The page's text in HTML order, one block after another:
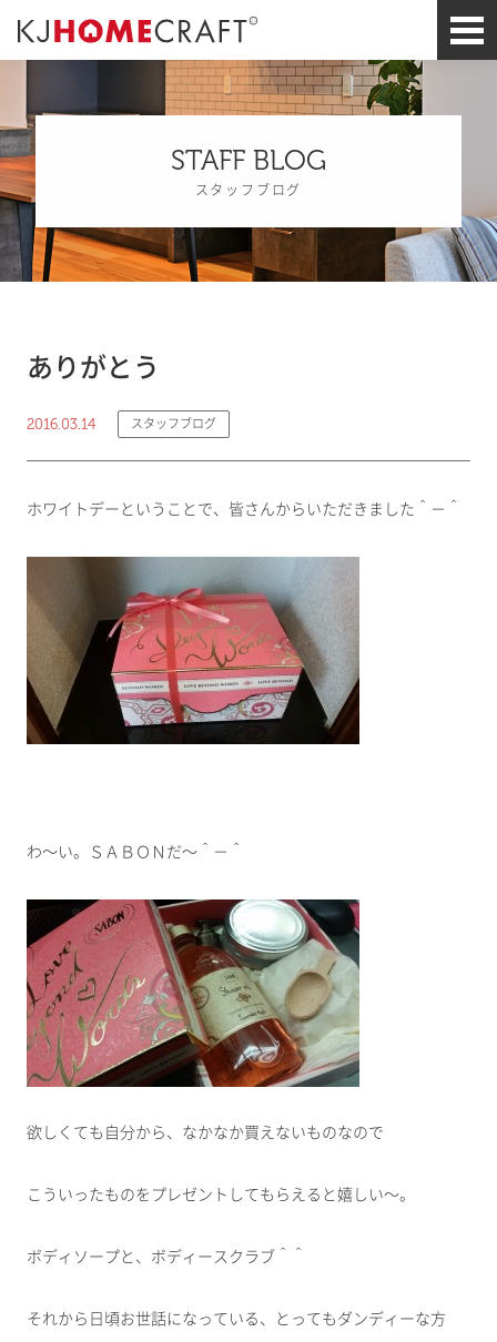
STAFF BLOG
スタッフブログ
ありがとう
2016.03.14 スタッフブログ
ホワイトデーということで、皆さんからいただきました＾－＾
わ～い。ＳＡＢＯＮだ～＾－＾
欲しくても自分から、なかなか買えないものなので
こういったものをプレゼントしてもらえると嬉しい～。
ボディソープと、ボディースクラブ＾＾
それから日頃お世話になっている、とってもダンディーな方